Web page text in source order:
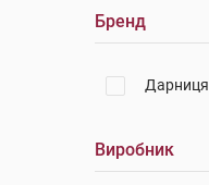
Бренд
Дарниця
Виробник